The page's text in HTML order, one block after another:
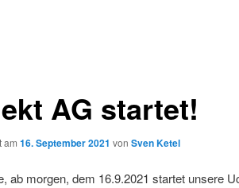
AG startet!
am 16. September 2021 von Sven Ketel
ab morgen, dem 16.9.2021 startet unsere